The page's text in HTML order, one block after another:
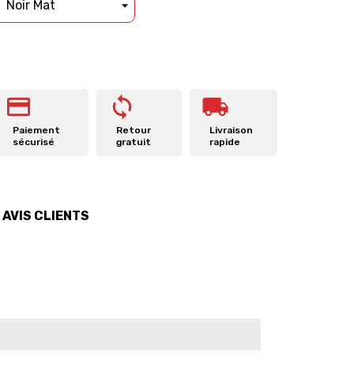
Paiement
sécurisé
Retour
gratuit
Livraison
rapide
AVIS CLIENTS